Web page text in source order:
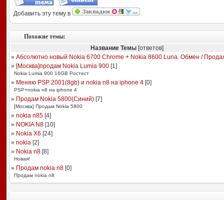
Добавить эту тему в
Похожие темы:
Название Темы [ответов]
» Абсолютно новый Nokia 6700 Chrome + Nokia 8600 Luna. Обмен /
» [Москва]продам Nokia Lumia 900[1]
Nokia Lumia 900 16GB Ростест
» Меняю PSP 2001(8gb) и nokia n8 на iphone 4[0]
PSP+nokia n8 на iphone 4
» Продам Nokia 5800(Синий)[7]
[Москва] Продам Nokia 5800
» nokia n85[4]
» NOKIA N8[10]
» Nokia X6 [24]
» nokia[2]
» Nokia n8[8]
Новая!
» Продам nokia n8[0]
Продам nokia n8